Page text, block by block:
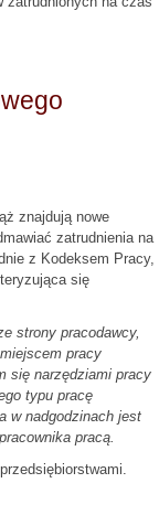
znajdują nowe
zatrudnienia na
z Kodeksem Pracy,
się
strony pracodawcy,
pracy
się narzędziami pracy
typu pracę
w nadgodzinach jest
pracą.